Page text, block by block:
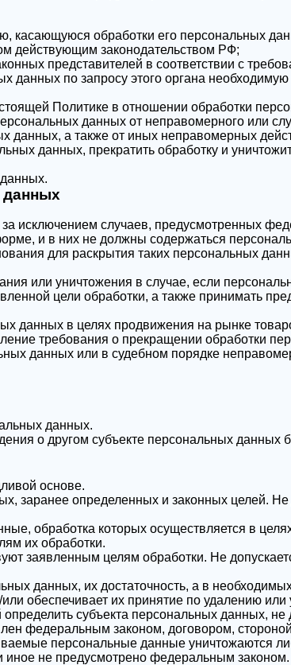
касающуюся обработки его персональных
действующим законодательством РФ;
представителей в соответствии с
по запросу этого органа
Политике в отношении обработки
данных от неправомерного или
данных, а также от иных неправомерных
данных, прекратить обработку и
данных
исключением случаев, предусмотренных
и в них не должны содержаться
для раскрытия таких персональных
или уничтожения в случае, если
цели обработки, а также принимать
данных в целях продвижения на рынке
требования о прекращении обработки
данных или в судебном порядке
данных.
о другом субъекте персональных данных
основе.
заранее определенных и законных целей.
обработка которых осуществляется в
их обработки.
заявленным целям обработки. Не
данных, их достаточность, а в
обеспечивает их принятие по удалению
субъекта персональных данных, не
федеральным законом, договором,
персональные данные уничтожаются
иное не предусмотрено федеральным законом.